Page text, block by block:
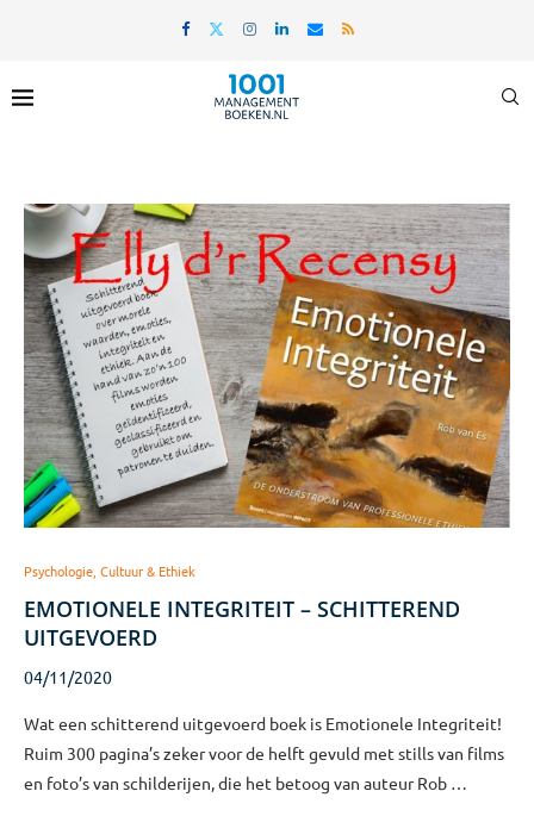
Psychologie, Cultuur & Ethiek
EMOTIONELE INTEGRITEIT – SCHITTEREND
UITGEVOERD
04/11/2020
Wat een schitterend uitgevoerd boek is Emotionele Integriteit!
Ruim 300 pagina’s zeker voor de helft gevuld met stills van films
en foto’s van schilderijen, die het betoog van auteur Rob …